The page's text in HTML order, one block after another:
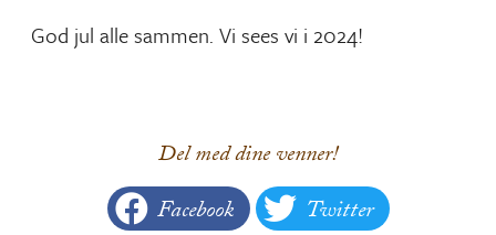
God jul alle sammen. Vi sees vi i 2024!
Del med dine venner!
Facebook Twitter